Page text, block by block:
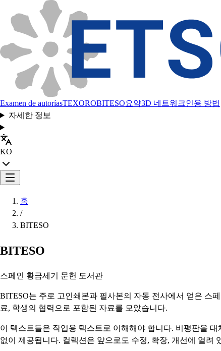
Examen de autoríasTEXOROBITESO요약3D 네트워크인용 방법
자세한 정보
KO
홈
/
BITESO
BITESO
스페인 황금세기 문헌 도서관
BITESO는 주로 고인쇄본과 필사본의 자동 전사에서 얻은 스
료, 학생의 협력으로 포함된 자료를 모았습니다.
이 텍스트들은 작업용 텍스트로 이해해야 합니다. 비평판을
없이 제공됩니다. 컬렉션은 앞으로도 수정, 확장, 개선에 열려